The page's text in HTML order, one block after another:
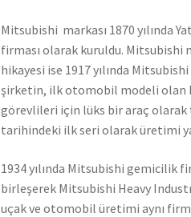
Mitsubishi markası 1870 yılında
firması olarak kuruldu. Mitsubishi
hikayesi ise 1917 yılında
şirketin, ilk otomobil modeli olan
görevlileri için lüks bir araç
tarihindeki ilk seri olarak üretimi
1934 yılında Mitsubishi gemicilik
birleşerek Mitsubishi Heavy
uçak ve otomobil üretimi aynı